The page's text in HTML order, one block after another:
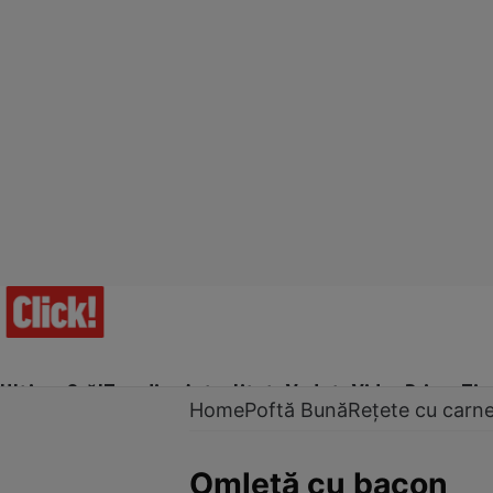
Ultima Oră!Trending Actualitate Vedete Video Prime Time
HomePoftă BunăRețete cu
Omletă cu bacon